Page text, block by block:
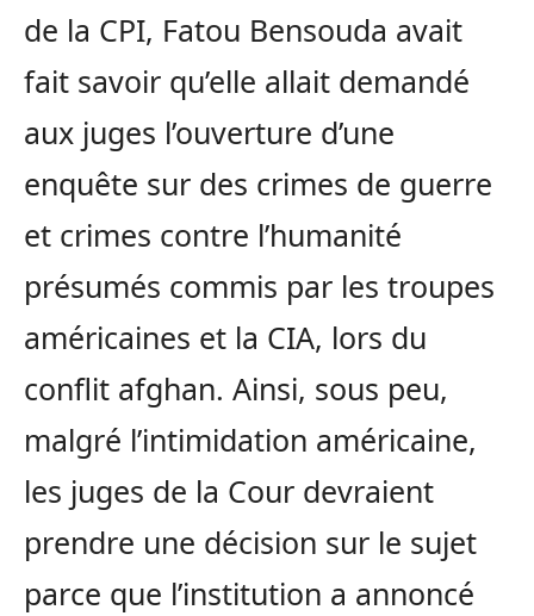
de la CPI, Fatou Bensouda avait
fait savoir qu’elle allait demandé
aux juges l’ouverture d’une
enquête sur des crimes de guerre
et crimes contre l’humanité
présumés commis par les troupes
américaines et la CIA, lors du
conflit afghan. Ainsi, sous peu,
malgré l’intimidation américaine,
les juges de la Cour devraient
prendre une décision sur le sujet
parce que l’institution a annoncé